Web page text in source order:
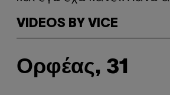
VIDEOS BY VICE
Ορφέας, 31